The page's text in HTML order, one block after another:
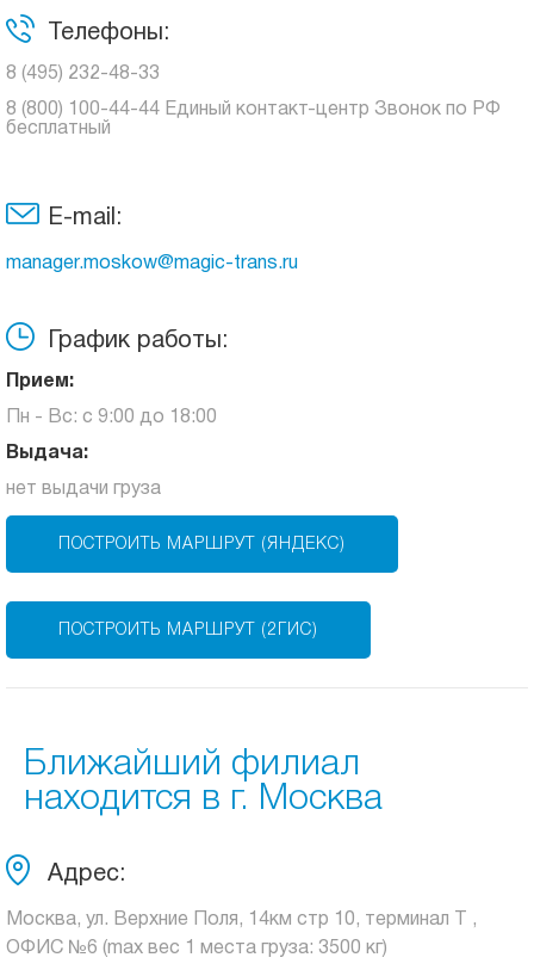
Телефоны:
8 (495) 232-48-33
8 (800) 100-44-44 Единый контакт-центр Звонок по РФ
бесплатный
E-mail:
manager.moskow@magic-trans.ru
График работы:
Прием:
Пн - Вс: с 9:00 до 18:00
Выдача:
нет выдачи груза
ПОСТРОИТЬ МАРШРУТ (ЯНДЕКС)
ПОСТРОИТЬ МАРШРУТ (2ГИС)
Ближайший филиал
находится в г. Москва
Адрес:
Москва, ул. Верхние Поля, 14км стр 10, терминал Т ,
ОФИС №6 (max вес 1 места груза: 3500 кг)